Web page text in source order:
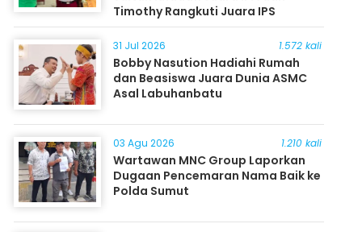
Timothy Rangkuti Juara IPS
31 Jul 2026 1.572 kali
Bobby Nasution Hadiahi Rumah
dan Beasiswa Juara Dunia ASMC
Asal Labuhanbatu
03 Agu 2026 1.210 kali
Wartawan MNC Group Laporkan
Dugaan Pencemaran Nama Baik ke
Polda Sumut